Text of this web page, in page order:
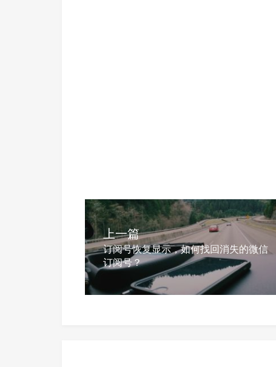
上一篇
订阅号恢复显示，如何找回消失的微信
订阅号？